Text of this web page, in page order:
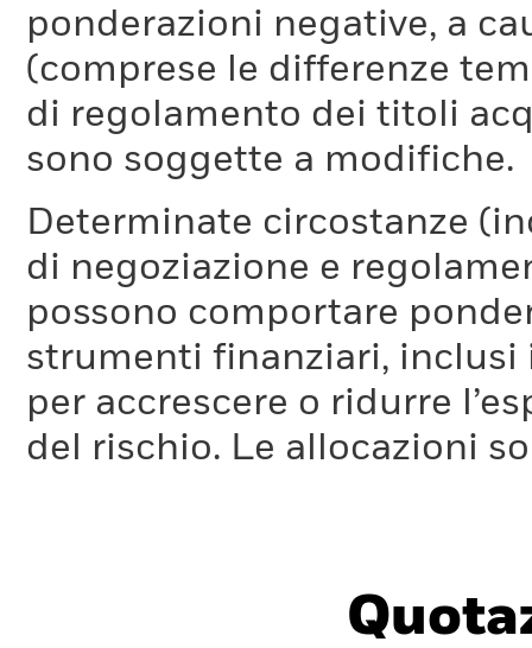
ponderazioni negative, a
(comprese le differenze
di regolamento dei titoli
sono soggette a modifiche.
Determinate circostanze
di negoziazione e
possono comportare
strumenti finanziari, inclusi
per accrescere o ridurre
del rischio. Le allocazioni